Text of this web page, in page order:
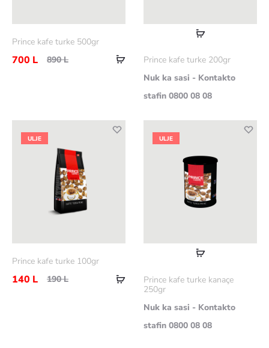
Shtoje
shportë
Prince kafe turke 500gr
890L
700 L
Lexoni
Prince kafe turke 200gr
Nuk ka sasi - Kontakto
stafin 0800 08 08
ULJE
Shtoje
shportë
Prince kafe turke 100gr
190L
140 L
ULJE
Lexoni
shumë
Prince kafe turke kanaçe
250gr
Nuk ka sasi - Kontakto
stafin 0800 08 08